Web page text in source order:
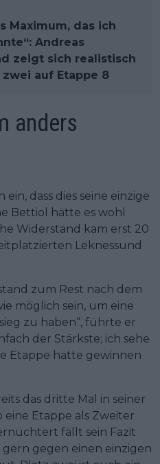
Maximum, das ich
Andreas
zeigt sich realistisch
zwei auf Etappe 8
anders
dass dies seine einzige
Bettiol hätte es wohl
Widerstand kam erst 20
Leknessund
zum Rest nach dem
möglich sein, um eine
zu haben“, führte er
der Stärkste; ich sehe
Etappe hätte gewinnen
das dritte Mal in seiner
eine Etappe als Zweiter
fällt sein Fazit
gern gegen einen einzigen